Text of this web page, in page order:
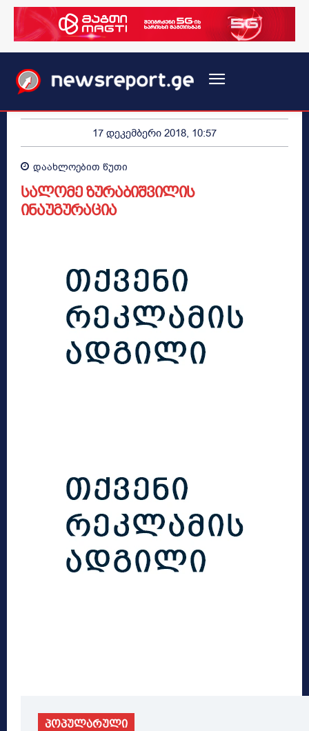
17 დეკემბერი 2018, 10:57
დაახლოებით წუთი
სალომე ზურაბიშვილის
ინაუგურაცია
პოპულარული